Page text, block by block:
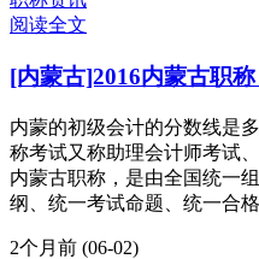
阅读全文
[内蒙古]2016内蒙古职
内蒙的初级会计的分数线是
称考试又称助理会计师考试
内蒙古职称，是由全国统一
纲、统一考试命题、统一合
2个月前 (06-02)